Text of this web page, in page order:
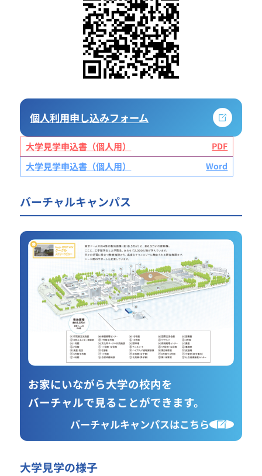
個人利用申し込みフォーム
大学見学申込書（個人用）
大学見学申込書（個人用）
バーチャルキャンパス
お家にいながら大学の校内を
バーチャルで見ることができます。
バーチャルキャンパスはこちら
大学見学の様子